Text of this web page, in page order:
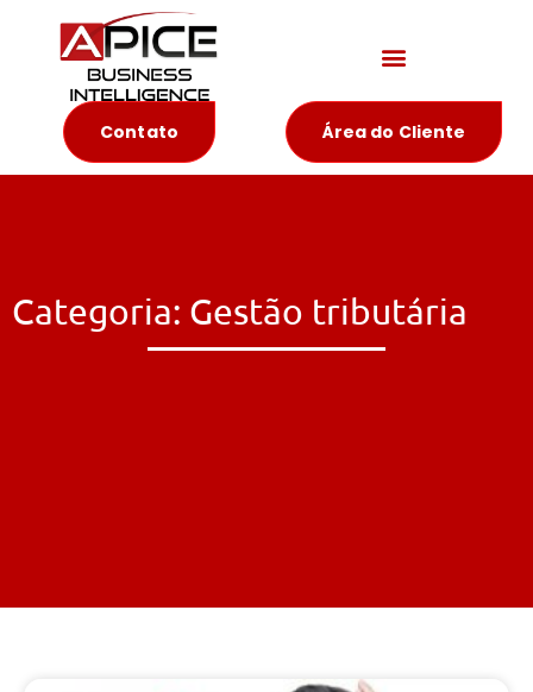
Contato Área do Cliente
Categoria: Gestão tributária